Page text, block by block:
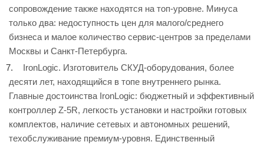
сопровождение также находятся на топ-уровне. Минуса
только два: недоступность цен для малого/среднего
бизнеса и малое количество сервис-центров за пределами
Москвы и Санкт-Петербурга.
IronLogic. Изготовитель СКУД-оборудования, более
десяти лет, находящийся в топе внутреннего рынка.
Главные достоинства IronLogic: бюджетный и эффективный
контроллер Z-5R, легкость установки и настройки готовых
комплектов, наличие сетевых и автономных решений,
техобслуживание премиум-уровня. Единственный